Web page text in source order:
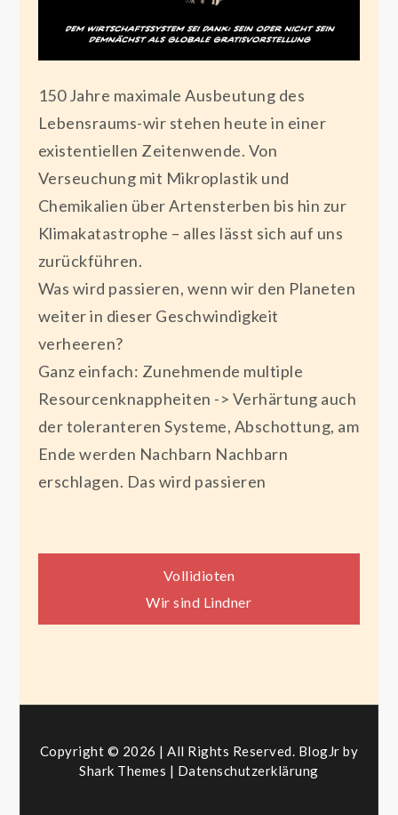
150 Jahre maximale Ausbeutung des
Lebensraums-wir stehen heute in einer
existentiellen Zeitenwende. Von
Verseuchung mit Mikroplastik und
Chemikalien über Artensterben bis hin zur
Klimakatastrophe – alles lässt sich auf uns
zurückführen.
Was wird passieren, wenn wir den Planeten
weiter in dieser Geschwindigkeit
verheeren?
Ganz einfach: Zunehmende multiple
Resourcenknappheiten -> Verhärtung auch
der toleranteren Systeme, Abschottung, am
Ende werden Nachbarn Nachbarn
erschlagen. Das wird passieren
Beitragsnavigation
Vollidioten
Wir sind Lindner
Copyright © 2026 | All Rights Reserved. BlogJr by
Shark Themes | Datenschutzerklärung